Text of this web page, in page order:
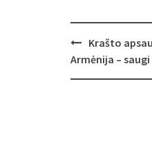
Post
navigation
Krašto
Armėnija –